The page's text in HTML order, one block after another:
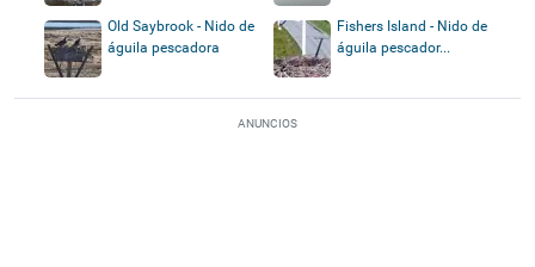
Old Saybrook - Nido de
águila pescadora
Fishers Island - Nido de
águila pescador...
ANUNCIOS